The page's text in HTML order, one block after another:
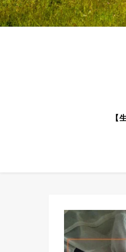
【